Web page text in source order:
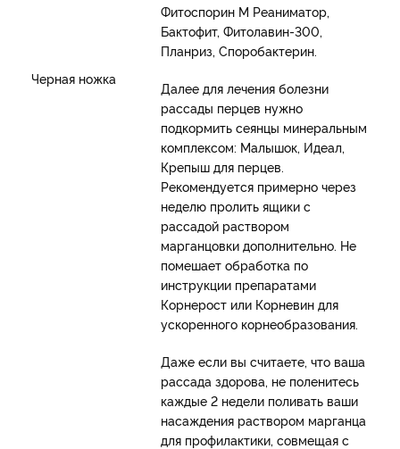
Черная ножка
Фитоспорин М Реаниматор,
Бактофит, Фитолавин-300,
Планриз, Споробактерин.
Далее для лечения болезни
рассады перцев нужно
подкормить сеянцы минеральным
комплексом: Малышок, Идеал,
Крепыш для перцев.
Рекомендуется примерно через
неделю пролить ящики с
рассадой раствором
марганцовки дополнительно. Не
помешает обработка по
инструкции препаратами
Корнерост или Корневин для
ускоренного корнеобразования.
Даже если вы считаете, что ваша
рассада здорова, не поленитесь
каждые 2 недели поливать ваши
насаждения раствором марганца
для профилактики, совмещая с